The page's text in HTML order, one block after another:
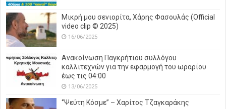
Μικρή μου σενιορίτα, Χάρης Φασουλάς (Official
video clip © 2025)
16/06/2025
Ανακοίνωση Παγκρήτιου συλλόγου
καλλιτεχνών για την εφαρμογή του ωραρίου
έως τις 04:00
13/06/2025
‘’Ψεύτη Κόσμε’’ – Χαρίτος Τζαγκαράκης